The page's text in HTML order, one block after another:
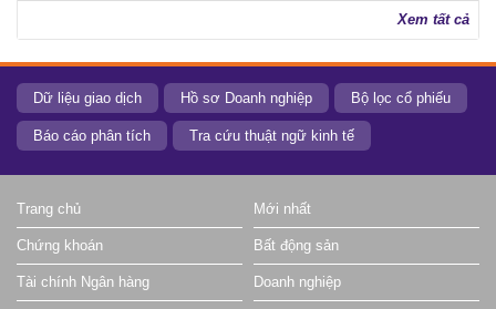
Xem tất cả
Dữ liệu giao dịch Hồ sơ Doanh nghiệp Bộ lọc cổ phiếu
Báo cáo phân tích Tra cứu thuật ngữ kinh tế
Trang chủ Mới nhất
Chứng khoán Bất động sản
Tài chính Ngân hàng Doanh nghiệp